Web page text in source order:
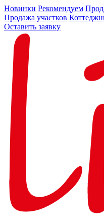
Новинки Рекомендуем
Продажа участков
Оставить заявку